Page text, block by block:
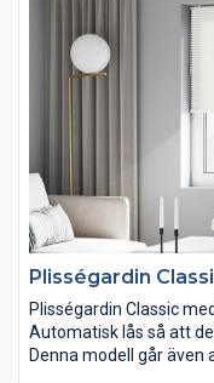
Plisségardin
Plisségardin Classic
Automatisk lås så att
Denna modell går även